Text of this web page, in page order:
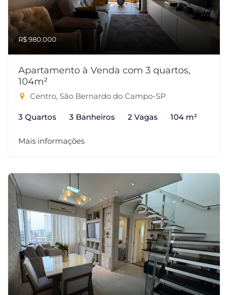
R$ 980.000
Apartamento à Venda com 3 quartos,
104m²
Centro, São Bernardo do Campo-SP
3 Quartos 3 Banheiros 2 Vagas 104 m²
Mais informações